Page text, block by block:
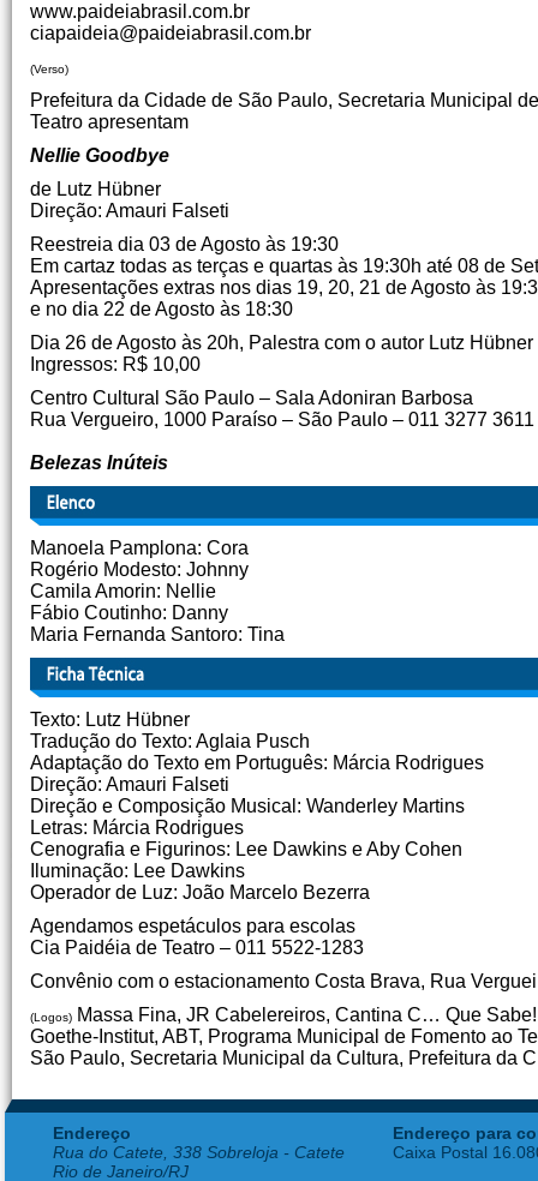
www.paideiabrasil.com.br
ciapaideia@paideiabrasil.com.br
(Verso)
Prefeitura da Cidade de São Paulo, Secretaria Municipal
Teatro apresentam
Nellie Goodbye
de Lutz Hübner
Direção: Amauri Falseti
Reestreia dia 03 de Agosto às 19:30
Em cartaz todas as terças e quartas às 19:30h até 08 de
Apresentações extras nos dias 19, 20, 21 de Agosto às
e no dia 22 de Agosto às 18:30
Dia 26 de Agosto às 20h, Palestra com o autor Lutz Hübner
Ingressos: R$ 10,00
Centro Cultural São Paulo – Sala Adoniran Barbosa
Rua Vergueiro, 1000 Paraíso – São Paulo – 011 3277 3611
Belezas Inúteis
Manoela Pamplona: Cora
Rogério Modesto: Johnny
Camila Amorin: Nellie
Fábio Coutinho: Danny
Maria Fernanda Santoro: Tina
Texto: Lutz Hübner
Tradução do Texto: Aglaia Pusch
Adaptação do Texto em Português: Márcia Rodrigues
Direção: Amauri Falseti
Direção e Composição Musical: Wanderley Martins
Letras: Márcia Rodrigues
Cenografia e Figurinos: Lee Dawkins e Aby Cohen
Iluminação: Lee Dawkins
Operador de Luz: João Marcelo Bezerra
Agendamos espetáculos para escolas
Cia Paidéia de Teatro – 011 5522-1283
Convênio com o estacionamento Costa Brava, Rua
(Logos) Massa Fina, JR Cabelereiros, Cantina C… Que
Goethe-Institut, ABT, Programa Municipal de Fomento ao
São Paulo, Secretaria Municipal da Cultura, Prefeitura da
Endereço
Rua do Catete, 338 Sobreloja - Catete
Rio de Janeiro/RJ
Endereço para
Caixa Postal